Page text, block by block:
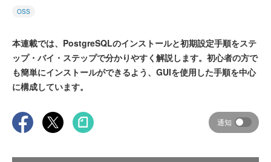
OSS
本連載では、PostgreSQLのインストールと初期設定手順をステ
ップ・バイ・ステップで分かりやすく解説します。初心者の方で
も簡単にインストールができるよう、GUIを使用した手順を中心
に構成しています。
通知